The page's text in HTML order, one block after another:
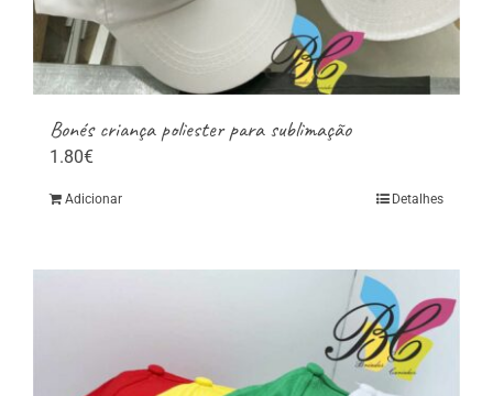
Bonés criança poliester para sublimação
1.80€
Adicionar Detalhes